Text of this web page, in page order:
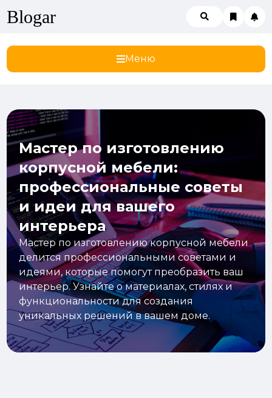
Blogar
Меню
Мастер по изготовлению
корпусной мебели:
профессиональные советы
и идеи для вашего
интерьера
Мастер по изготовлению корпусной мебели
делится профессиональными советами и
идеями, которые помогут преобразить ваш
интерьер. Узнайте о материалах, стилях и
функциональности для создания
уникальных решений в вашем доме.